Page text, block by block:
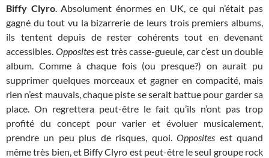
Biffy Clyro. Absolument énormes en UK, ce qui n’était pas
gagné du tout vu la bizarrerie de leurs trois premiers albums,
ils tentent depuis de rester cohérents tout en devenant
accessibles. Oppositesest très casse-gueule, car c’est un double
album. Comme à chaque fois (ou presque?) on aurait pu
supprimer quelques morceaux et gagner en compacité, mais
rien n’est mauvais, chaque piste se serait battue pour garder sa
place. On regrettera peut-être le fait qu’ils n’ont pas trop
profité du concept pour varier et évoluer musicalement,
prendre un peu plus de risques, quoi.Opposites est quand
même très bien, et Biffy Clyro est peut-être le seul groupe rock